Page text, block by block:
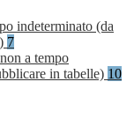
indeterminato (da
7
a tempo
in tabelle) 10